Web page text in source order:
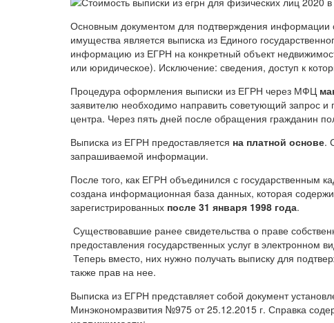
Основным документом для подтверждения информации
имущества является выписка из Единого
информацию из ЕГРН на конкретный объект
или юридическое). Исключение: сведения, доступ к
Процедура оформления выписки из ЕГРН через МФЦ
заявителю необходимо направить советующий запрос
центра. Через пять дней после обращения гражданин
Выписка из ЕГРН предоставляется на платной основе.
запрашиваемой информации.
После того, как ЕГРН объединился с государственным
создана информационная база данных, которая
зарегистрированных после 31 января 1998 года.
Существовавшие ранее свидетельства о праве
предоставления государственных услуг в электронном
Теперь вместо, них нужно получать выписку для
также прав на нее.
Выписка из ЕГРН представляет собой документ
Минэкономразвития №975 от 25.12.2015 г. Справка